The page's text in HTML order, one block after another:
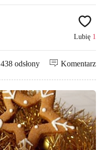
Lubię 1
Komentarz
438 odsłony